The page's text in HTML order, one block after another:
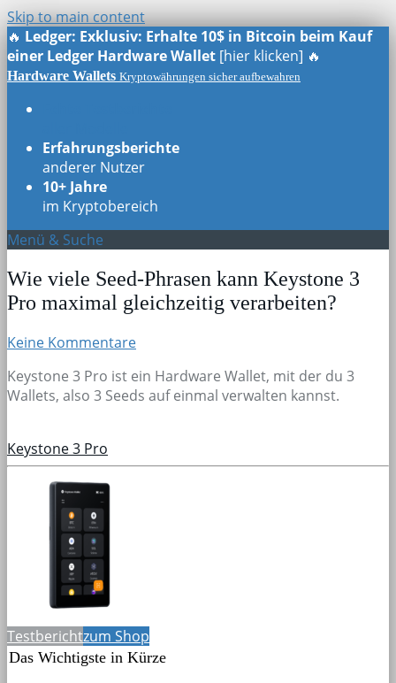
Skip to main content
🔥 Ledger: Exklusiv: Erhalte 10$ in Bitcoin beim Kauf
einer Ledger Hardware Wallet [hier klicken] 🔥
Hardware Wallets Kryptowährungen sicher aufbewahren
Erfahrungsberichte
anderer Nutzer
10+ Jahre
im Kryptobereich
Menü & Suche
Wie viele Seed-Phrasen kann Keystone 3
Pro maximal gleichzeitig verarbeiten?
Keine Kommentare
Keystone 3 Pro ist ein Hardware Wallet, mit der du 3
Wallets, also 3 Seeds auf einmal verwalten kannst.
Keystone 3 Pro
Testberichtzum Shop
Das Wichtigste in Kürze